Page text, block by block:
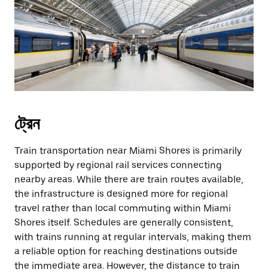
ট্রেন
Train transportation near Miami Shores is primarily
supported by regional rail services connecting
nearby areas. While there are train routes available,
the infrastructure is designed more for regional
travel rather than local commuting within Miami
Shores itself. Schedules are generally consistent,
with trains running at regular intervals, making them
a reliable option for reaching destinations outside
the immediate area. However, the distance to train